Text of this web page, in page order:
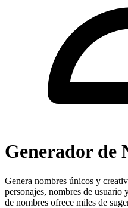
Generador de
Genera nombres únicos y
personajes, nombres de usuario
de nombres ofrece miles de